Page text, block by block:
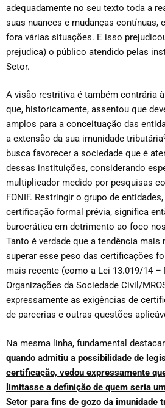
adequadamente no seu texto toda a
suas nuances e mudanças contínuas,
fora várias situações. E isso
prejudica) o público atendido pelas
Setor.
A visão restritiva é também contrária
que, historicamente, assentou que
amplos para a conceituação das
a extensão da sua imunidade tributária
busca favorecer a sociedade que é
dessas instituições, considerando
multiplicador medido por pesquisas
FONIF. Restringir o grupo de
certificação formal prévia, significa
burocrática em detrimento ao foco
Tanto é verdade que a tendência mais
superar esse peso das certificações
mais recente (como a Lei 13.019/14 –
Organizações da Sociedade Civil/
expressamente as exigências de
de parcerias e outras questões
Na mesma linha, fundamental
quando admitiu a possibilidade de
certificação, vedou expressamente
limitasse a definição de quem seria
Setor para fins de gozo da imunidade